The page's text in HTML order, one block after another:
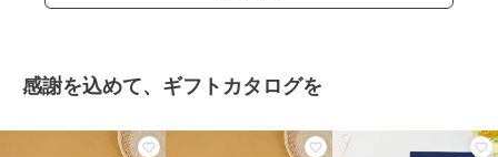
感謝を込めて、ギフトカタログを